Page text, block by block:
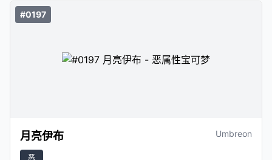
#0197
月亮伊布 Umbreon
恶